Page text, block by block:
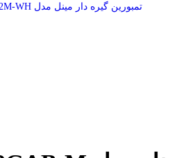
تمبورین گیره دار مینل مدل TMT2M-WH